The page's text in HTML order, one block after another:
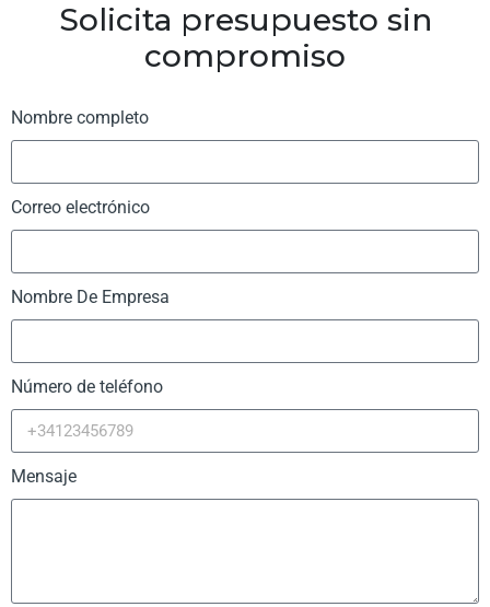
Solicita presupuesto sin
compromiso
Nombre completo
Correo electrónico
Nombre De Empresa
Número de teléfono
Mensaje